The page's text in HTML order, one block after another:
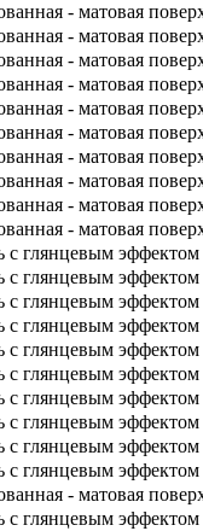
- матовая
- матовая
- матовая
- матовая
- матовая
- матовая
- матовая
- матовая
- матовая
- матовая
с глянцевым эффектом
с глянцевым эффектом
с глянцевым эффектом
с глянцевым эффектом
с глянцевым эффектом
с глянцевым эффектом
с глянцевым эффектом
с глянцевым эффектом
с глянцевым эффектом
с глянцевым эффектом
- матовая
с глянцевым эффектом